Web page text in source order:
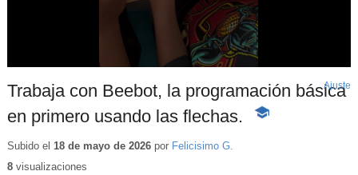
Trabaja con Beebot, la programación básica
en primero usando las flechas.
-
Ajuste
Subido el 18 de mayo de 2026por Felicisimo G.
8visualizaciones